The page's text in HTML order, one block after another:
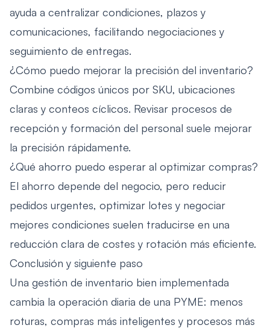
ayuda a centralizar condiciones, plazos y
comunicaciones, facilitando negociaciones y
seguimiento de entregas.
¿Cómo puedo mejorar la precisión del inventario?
Combine códigos únicos por SKU, ubicaciones
claras y conteos cíclicos. Revisar procesos de
recepción y formación del personal suele mejorar
la precisión rápidamente.
¿Qué ahorro puedo esperar al optimizar compras?
El ahorro depende del negocio, pero reducir
pedidos urgentes, optimizar lotes y negociar
mejores condiciones suelen traducirse en una
reducción clara de costes y rotación más eficiente.
Conclusión y siguiente paso
Una gestión de inventario bien implementada
cambia la operación diaria de una PYME: menos
roturas, compras más inteligentes y procesos más